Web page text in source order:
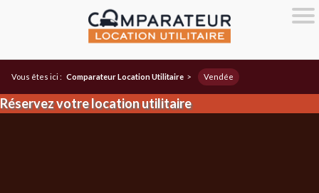
Vous êtes ici : Comparateur Location Utilitaire > Vendée
Réservez votre location utilitaire